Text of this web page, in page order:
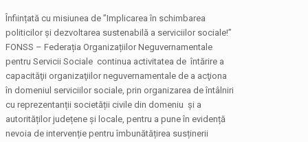
Înființată cu misiunea de ”Implicarea în schimbarea
politicilor şi dezvoltarea sustenabilă a serviciilor sociale!”
FONSS – Federația Organizațiilor Neguvernamentale
pentru Servicii Sociale continua activitatea de întărire a
capacităţii organizaţiilor neguvernamentale de a acţiona
în domeniul serviciilor sociale, prin organizarea de întâlniri
cu reprezentanții societății civile din domeniu și a
autorităților județene și locale, pentru a pune în evidență
nevoia de intervenție pentru îmbunătățirea susținerii